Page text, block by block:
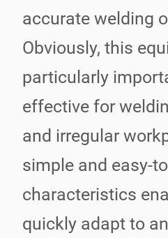
accurate welding
Obviously, this
particularly
effective for
and irregular
simple and easy-
characteristics
quickly adapt to